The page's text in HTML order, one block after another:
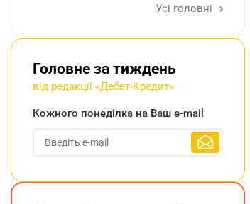
Усі головні
Головне за тиждень
від редакції «Дебет-Кредит»
Кожного понеділка на Ваш e-mail